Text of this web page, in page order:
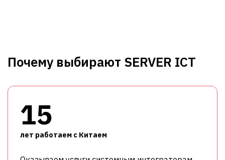
Почему выбирают SERVER ICT
15
лет работаем с Китаем